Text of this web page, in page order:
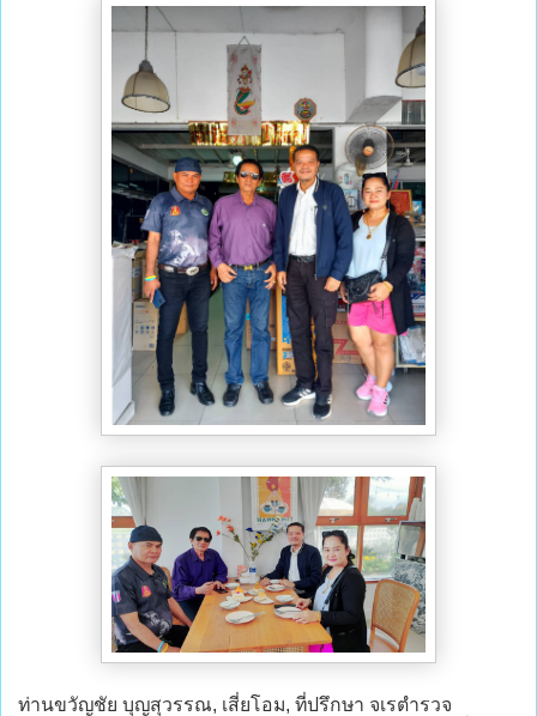
ท่านขวัญชัย บุญสุวรรณ, เสี่ยโอม, ที่ปรึกษา จเรตำรวจ